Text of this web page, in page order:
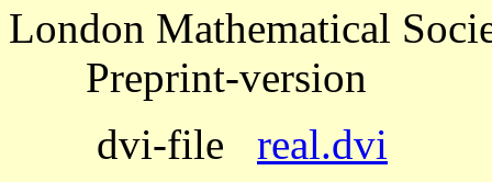
London Mathematical
Preprint-version
dvi-file
real.dvi